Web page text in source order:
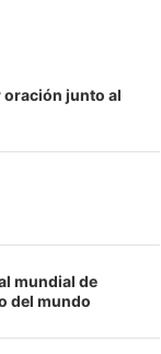
junto al
mundial de
del mundo